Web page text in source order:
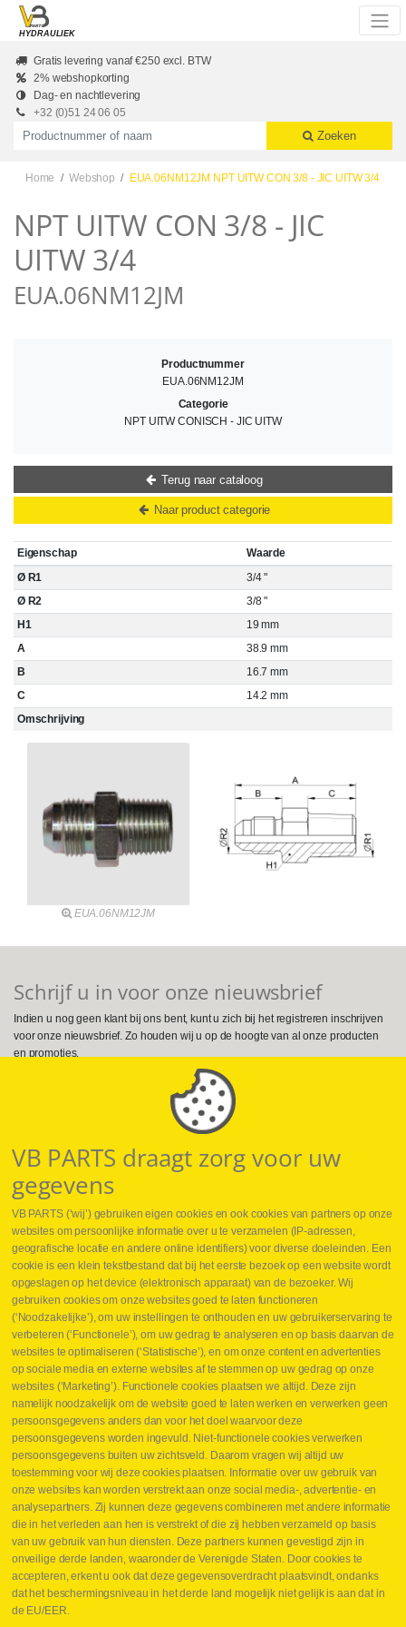
Skip to main content
HYDRAULIEK
Gratis levering vanaf €250 excl. BTW
2% webshopkorting
Dag- en nachtlevering
+32 (0)51 24 06 05
Productnummer of naam
Zoeken
Home Webshop EUA.06NM12JM NPT UITW CON 3/8 - JIC UITW 3/4
NPT UITW CON 3/8 - JIC
UITW 3/4
EUA.06NM12JM
Eigenschap
Waarde
Ø R1
3/4 "
Ø R2
3/8 "
H1
19 mm
A
38.9 mm
B
16.7 mm
C
14.2 mm
Omschrijving
EUA.06NM12JM
Productnummer
EUA.06NM12JM
Categorie
NPT UITW CONISCH - JIC UITW
Terug naar cataloog
Naar product categorie
Schrijf u in voor onze nieuwsbrief
Indien u nog geen klant bij ons bent, kunt u zich bij het registreren inschrijven
voor onze nieuwsbrief. Zo houden wij u op de hoogte van al onze producten
en promoties.
Volg ons op Social Media
Webshop
Nieuws
Jobs
Contact
Leveringen
Drukcontrole set
Persmaten
Herstellen cilinders
Hoe opmeten?
Hydrogroepen
Hydraulische slangen
Contact VB Parts
Abraham Hansstraat 7 ,B-8800 Roeselare
Tel. +32 (0)51 24 06 05
E-mail info@vbparts.be
⏳ Laatste maand Webtec-promotie!
VB PARTS draagt zorg voor uw
gegevens
VB PARTS (‘wij’) gebruiken eigen cookies en ook cookies van partners op onze
websites om persoonlijke informatie over u te verzamelen (IP-adressen,
geografische locatie en andere online identifiers) voor diverse doeleinden. Een
cookie is een klein tekstbestand dat bij het eerste bezoek op een website wordt
opgeslagen op het device (elektronisch apparaat) van de bezoeker. Wij
gebruiken cookies om onze websites goed te laten functioneren
(‘Noodzakelijke’), om uw instellingen te onthouden en uw gebruikerservaring te
verbeteren (‘Functionele’), om uw gedrag te analyseren en op basis daarvan de
websites te optimaliseren (‘Statistische’), en om onze content en advertenties
op sociale media en externe websites af te stemmen op uw gedrag op onze
websites (‘Marketing’). Functionele cookies plaatsen we altijd. Deze zijn
namelijk noodzakelijk om de website goed te laten werken en verwerken geen
persoonsgegevens anders dan voor het doel waarvoor deze
persoonsgegevens worden ingevuld. Niet-functionele cookies verwerken
persoonsgegevens buiten uw zichtsveld. Daarom vragen wij altijd uw
toestemming voor wij deze cookies plaatsen. Informatie over uw gebruik van
onze websites kan worden verstrekt aan onze social media-, advertentie- en
analysepartners. Zij kunnen deze gegevens combineren met andere informatie
die in het verleden aan hen is verstrekt of die zij hebben verzameld op basis
van uw gebruik van hun diensten. Deze partners kunnen gevestigd zijn in
onveilige derde landen, waaronder de Verenigde Staten. Door cookies te
accepteren, erkent u ook dat deze gegevensoverdracht plaatsvindt, ondanks
dat het beschermingsniveau in het derde land mogelijk niet gelijk is aan dat in
de EU/EER.